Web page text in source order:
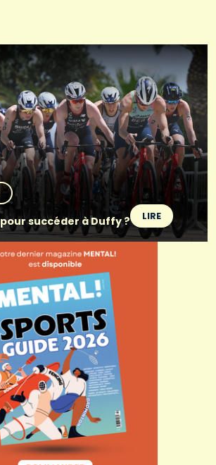
succéder à Duffy ?
LIRE